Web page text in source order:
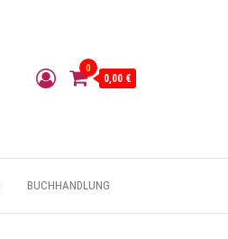
0
0,00 €
BUCHHANDLUNG